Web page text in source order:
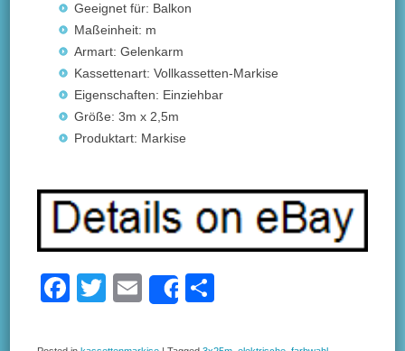
Geeignet für: Balkon
Maßeinheit: m
Armart: Gelenkarm
Kassettenart: Vollkassetten-Markise
Eigenschaften: Einziehbar
Größe: 3m x 2,5m
Produktart: Markise
F
T
E
Share